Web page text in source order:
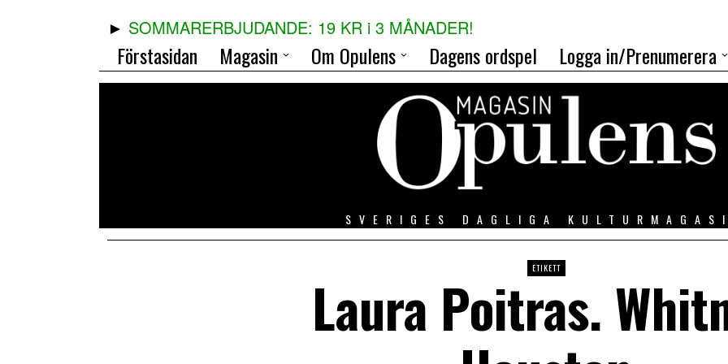
SOMMARERBJUDANDE: 19 KR i 3 MÅNADER!
Förstasidan Magasin Om Opulens Dagens ordspel Logga in/Prenumerera
SVERIGES DAGLIGA
ETIKETT
Laura Poitras.